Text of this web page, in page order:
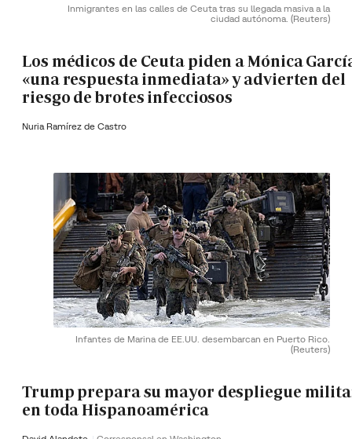
Inmigrantes en las calles de Ceuta tras su llegada masiva a la
ciudad autónoma. (Reuters)
Los médicos de Ceuta piden a Mónica
«una respuesta inmediata» y advierten del
riesgo de brotes infecciosos
Nuria Ramírez de Castro
Infantes de Marina de EE.UU. desembarcan en Puerto Rico.
(Reuters)
Trump prepara su mayor despliegue
en toda Hispanoamérica